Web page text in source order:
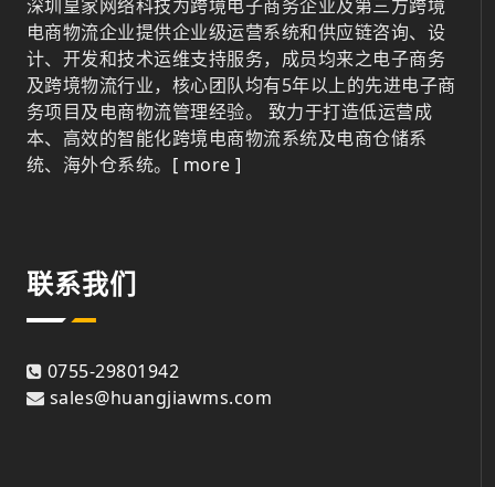
深圳皇家网络科技为跨境电子商务企业及第三方跨境
电商物流企业提供企业级运营系统和供应链咨询、设
计、开发和技术运维支持服务，成员均来之电子商务
及跨境物流行业，核心团队均有5年以上的先进电子商
务项目及电商物流管理经验。 致力于打造低运营成
本、高效的智能化跨境电商物流系统及电商仓储系
统、海外仓系统。 [ more ]
联系我们
0755-29801942
sales@huangjiawms.com